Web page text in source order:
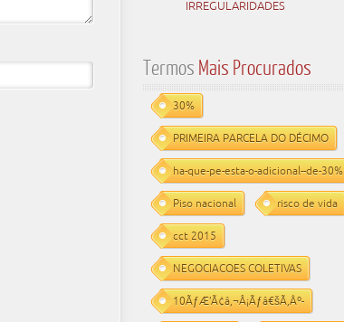
IRREGULARIDADES
Termos Mais Procurados
30%
PRIMEIRA PARCELA DO DÉCIMO
ha-que-pe-esta-o-adicional--de-30%
Piso nacional risco de vida
cct 2015
NEGOCIACOES COLETIVAS
10ÃƒÆ’Ã¢â‚¬Å¡Ãƒâ€šÃ‚Âº-